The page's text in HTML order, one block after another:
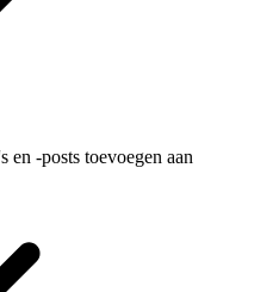
-posts toevoegen aan